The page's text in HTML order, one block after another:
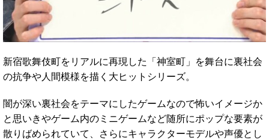
新宿歌舞伎町をリアルに再現した「神室町」を舞台に裏社会
の抗争や人間模様を描く大ヒットシリーズ。
闇が深い裏社会をテーマにしたゲームなので怖いイメージか
と思いきやゲーム内のミニゲームなど随所にポップな要素が
散りばめられていて、さらにキャラクターモデルや声優とし